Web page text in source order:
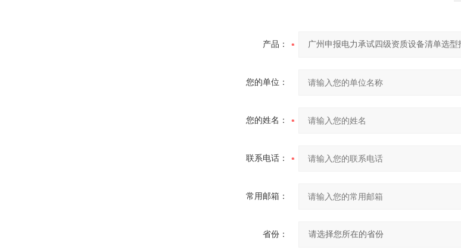
产品：
您的单位：
您的姓名：
联系电话：
常用邮箱：
省份：